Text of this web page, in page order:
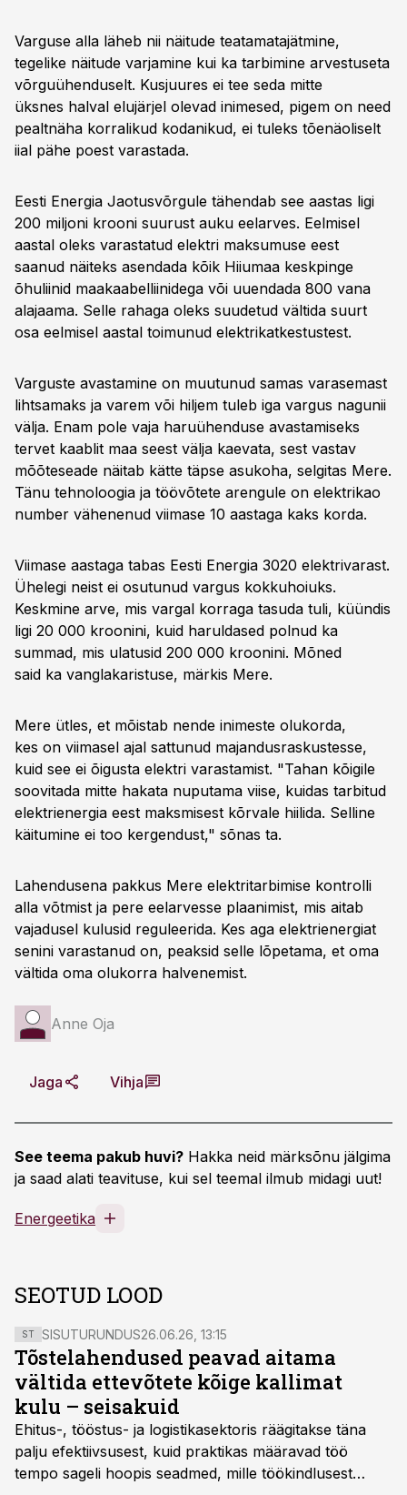
Varguse alla läheb nii näitude teatamatajätmine,
tegelike näitude varjamine kui ka tarbimine arvestuseta
võrguühenduselt. Kusjuures ei tee seda mitte
üksnes halval elujärjel olevad inimesed, pigem on need
pealtnäha korralikud kodanikud, ei tuleks tõenäoliselt
iial pähe poest varastada.
Eesti Energia Jaotusvõrgule tähendab see aastas ligi
200 miljoni krooni suurust auku eelarves. Eelmisel
aastal oleks varastatud elektri maksumuse eest
saanud näiteks asendada kõik Hiiumaa keskpinge
õhuliinid maakaabelliinidega või uuendada 800 vana
alajaama. Selle rahaga oleks suudetud vältida suurt
osa eelmisel aastal toimunud elektrikatkestustest.
Varguste avastamine on muutunud samas varasemast
lihtsamaks ja varem või hiljem tuleb iga vargus nagunii
välja. Enam pole vaja haruühenduse avastamiseks
tervet kaablit maa seest välja kaevata, sest vastav
mõõteseade näitab kätte täpse asukoha, selgitas Mere.
Tänu tehnoloogia ja töövõtete arengule on elektrikao
number vähenenud viimase 10 aastaga kaks korda.
Viimase aastaga tabas Eesti Energia 3020 elektrivarast.
Ühelegi neist ei osutunud vargus kokkuhoiuks.
Keskmine arve, mis vargal korraga tasuda tuli, küündis
ligi 20 000 kroonini, kuid haruldased polnud ka
summad, mis ulatusid 200 000 kroonini. Mõned
said ka vanglakaristuse, märkis Mere.
Mere ütles, et mõistab nende inimeste olukorda,
kes on viimasel ajal sattunud majandusraskustesse,
kuid see ei õigusta elektri varastamist. "Tahan kõigile
soovitada mitte hakata nuputama viise, kuidas tarbitud
elektrienergia eest maksmisest kõrvale hiilida. Selline
käitumine ei too kergendust," sõnas ta.
Lahendusena pakkus Mere elektritarbimise kontrolli
alla võtmist ja pere eelarvesse plaanimist, mis aitab
vajadusel kulusid reguleerida. Kes aga elektrienergiat
senini varastanud on, peaksid selle lõpetama, et oma
vältida oma olukorra halvenemist.
Anne Oja
Jaga Vihja
See teema pakub huvi? Hakka neid märksõnu jälgima
ja saad alati teavituse, kui sel teemal ilmub midagi uut!
Energeetika
SEOTUD LOOD
ST SISUTURUNDUS26.06.26, 13:15
Tõstelahendused peavad aitama
vältida ettevõtete kõige kallimat
kulu – seisakuid
Ehitus-, tööstus- ja logistikasektoris räägitakse täna
palju efektiivsusest, kuid praktikas määravad töö
tempo sageli hoopis seadmed, mille töökindlusest